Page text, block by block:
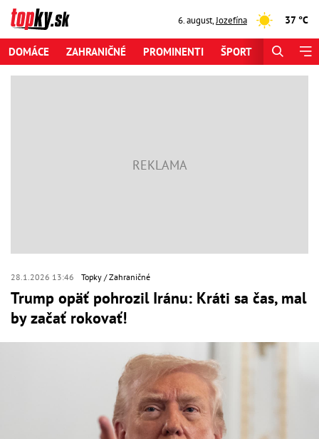
6. august,Jozefína 37 °C
DOMÁCE ZAHRANIČNÉ PROMINENTI ŠPORT
28.1.2026 13:46 Topky Zahraničné
Trump opäť pohrozil Iránu: Kráti sa čas, mal
by začať rokovať!